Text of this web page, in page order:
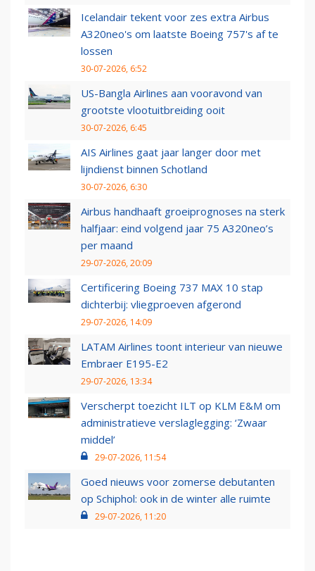
Icelandair tekent voor zes extra Airbus
A320neo's om laatste Boeing 757's af te
lossen
30-07-2026, 6:52
US-Bangla Airlines aan vooravond van
grootste vlootuitbreiding ooit
30-07-2026, 6:45
AIS Airlines gaat jaar langer door met
lijndienst binnen Schotland
30-07-2026, 6:30
Airbus handhaaft groeiprognoses na sterk
halfjaar: eind volgend jaar 75 A320neo’s
per maand
29-07-2026, 20:09
Certificering Boeing 737 MAX 10 stap
dichterbij: vliegproeven afgerond
29-07-2026, 14:09
LATAM Airlines toont interieur van nieuwe
Embraer E195-E2
29-07-2026, 13:34
Verscherpt toezicht ILT op KLM E&M om
administratieve verslaglegging: ‘Zwaar
middel’
29-07-2026, 11:54
Goed nieuws voor zomerse debutanten
op Schiphol: ook in de winter alle ruimte
29-07-2026, 11:20